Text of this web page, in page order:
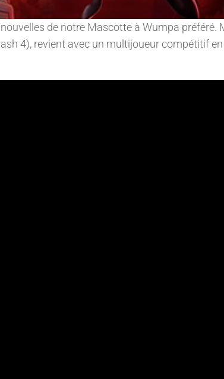
de notre Mascotte à Wumpa préféré.
4), revient avec un multijoueur compétitif